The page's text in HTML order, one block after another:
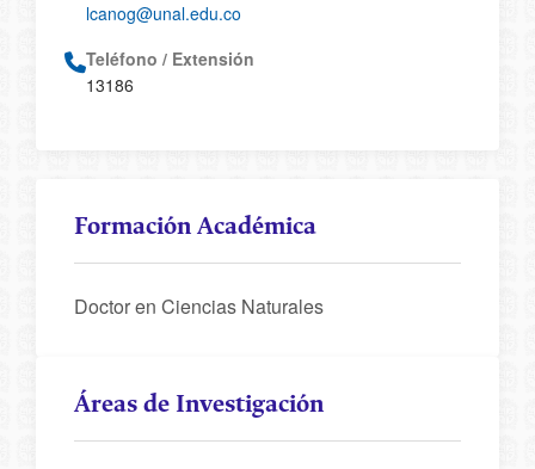
lcanog@unal.edu.co
Teléfono / Extensión
13186
Formación Académica
Doctor en Ciencias Naturales
Áreas de Investigación